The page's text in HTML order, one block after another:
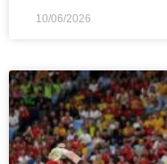
10/06/2026